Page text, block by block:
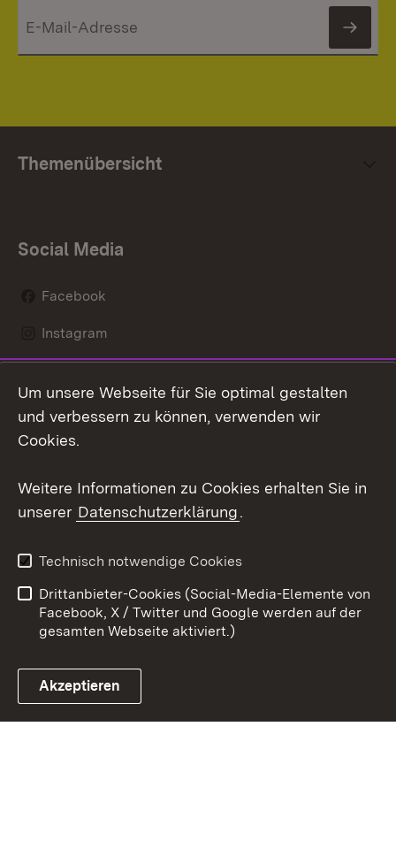
Themenübersicht
Social Media
Facebook
Instagram
Mastodon
Youtube
Link zum Landesportal
Kontakt
Datenschutz
Barrierefreiheit
Impressum Cookies
Um unsere Webseite für Sie optimal gestalten
und verbessern zu können, verwenden wir
Cookies.
Weitere Informationen zu Cookies erhalten Sie in
unserer Datenschutzerklärung.
Technisch notwendige Cookies
Drittanbieter-Cookies (Social-Media-Elemente von
Facebook, X / Twitter und Google werden auf der
gesamten Webseite aktiviert.)
Akzeptieren